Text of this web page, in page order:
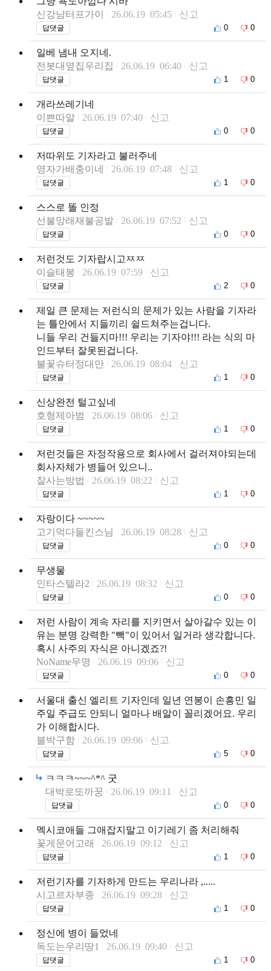
신강남터프가이
26.06.19 05:45 신고
답댓글 0 0
일베 냄내 오지네.
전봇대옆집우리집
26.06.19 06:40 신고
답댓글 1 0
개라쓰레기네
이쁜따알
26.06.19 07:40 신고
답댓글 0 0
저따위도 기자라고 불러주네
영자가배충이네
26.06.19 07:48 신고
답댓글 1 0
스스로 똘 인정
선불망래재불공발
26.06.19 07:52 신고
답댓글 0 0
저런것도 기자랍시고ㅉㅉ
이슬태봉
26.06.19 07:59 신고
답댓글 2 0
제일 큰 문제는 저런식의 문제가 있는 사람을 기자라
는 틀안에서 지들끼리 쉴드쳐주는겁니다.
니들 우리 건들지마!!! 우리는 기자야!!! 라는 식의 마
인드부터 잘못된겁니다.
불꽃슈터정대만
26.06.19 08:04 신고
답댓글 1 0
신상완전 털고싶네
호형제아범
26.06.19 08:06 신고
답댓글 1 0
저런것들은 자정작용으로 회사에서 걸러져야되는데
회사자체가 병들어 있으니..
잘사는방법
26.06.19 08:22 신고
답댓글 1 0
자랑이다 ~~~~~
고기먹다들킨스님
26.06.19 08:28 신고
답댓글 0 0
무생물
인타스텔라2
26.06.19 08:32 신고
답댓글 0 0
저런 사람이 계속 자리를 지키면서 살아갈수 있는 이
유는 분명 강력한 "빽"이 있어서 일거라 생각합니다.
혹시 사주의 자식은 아니겠죠?!
NoName무명
26.06.19 09:06 신고
답댓글 0 0
서울대 출신 엘리트 기자인데 일년 연봉이 손흥민 일
주일 주급도 안되니 얼마나 배알이 꼴리겠어요. 우리
가 이해합시다.
블박구함
26.06.19 09:06 신고
답댓글 5 0
ㅋㅋㅋ~~~^*^ 굿
대박로또까꿍
26.06.19 09:11 신고
답댓글 0 0
멕시코애들 그애잡지말고 이기레기 좀 처리해줘
꽃게문어고래
26.06.19 09:12 신고
답댓글 1 0
저런기자를 기자하게 만드는 우리나라 ,.....
시고르자부종
26.06.19 09:28 신고
답댓글 1 0
정신에 병이 들었네
독도는우리땅1
26.06.19 09:40 신고
답댓글 1 0